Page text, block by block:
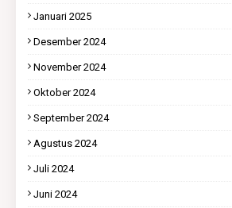
Januari 2025
Desember 2024
November 2024
Oktober 2024
September 2024
Agustus 2024
Juli 2024
Juni 2024